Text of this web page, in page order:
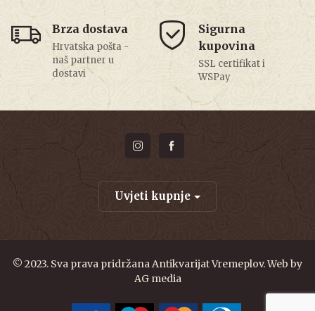
Brza dostava
Hrvatska pošta -
naš partner u
dostavi
Sigurna
kupovina
SSL certifikat i
WSPay
Uvjeti kupnje
© 2023. Sva prava pridržana Antikvarijat Vremeplov. Web by
AG media